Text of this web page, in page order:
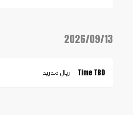
2026/09/13
Time TBD ريال مدريد